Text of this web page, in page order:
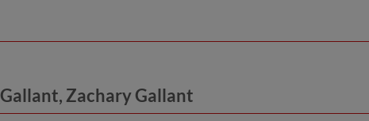
Zachary Gallant